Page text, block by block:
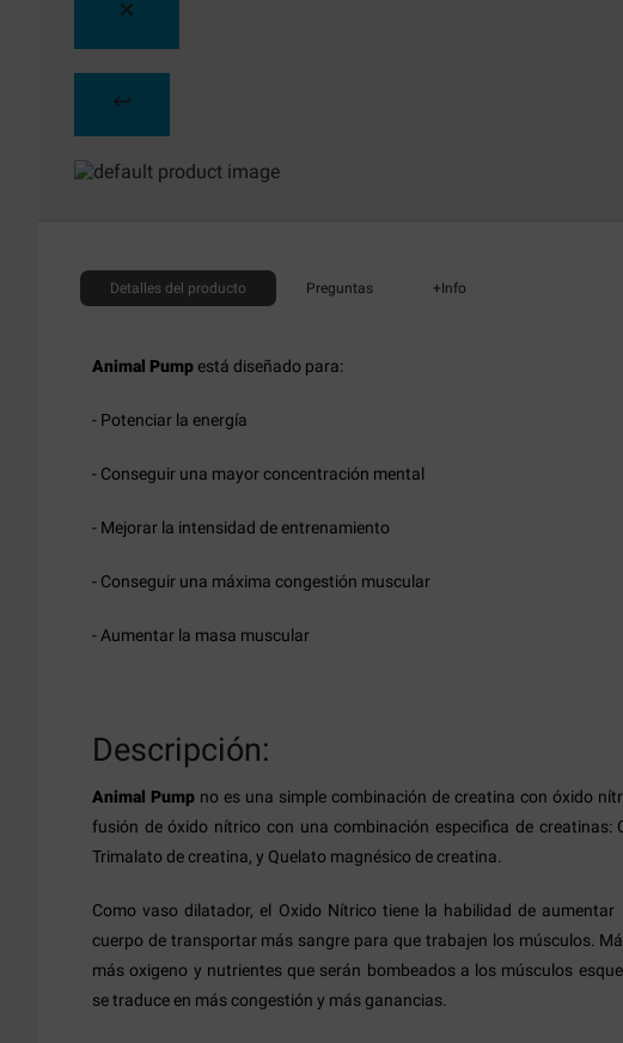
Detalles del producto Preguntas +Info
Animal Pumpestá diseñado para:
- Potenciar la energía
- Conseguir una mayor concentración mental
- Mejorar la intensidad de entrenamiento
- Conseguir una máxima congestión muscular
- Aumentar la masa muscular
Descripción:
Animal Pump no es una simple combinación de creatina con óxido
fusión de óxido nítrico con una combinación especifica de creatinas:
Trimalato de creatina, y Quelato magnésico de creatina.
Como vaso dilatador, el Oxido Nítrico tiene la habilidad de
cuerpo de transportar más sangre para que trabajen los músculos.
más oxigeno y nutrientes que serán bombeados a los músculos
se traduce en más congestión y más ganancias.